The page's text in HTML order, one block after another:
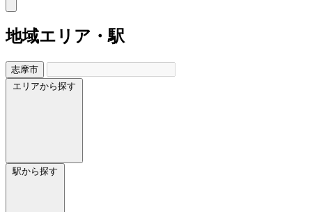
地域エリア・駅
志摩市
エリアから探す
駅から探す